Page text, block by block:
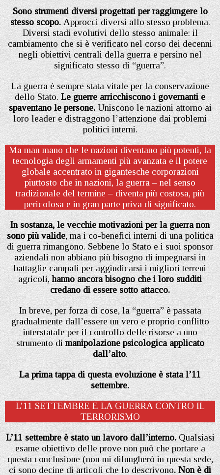
Sono strumenti diversi progettati per raggiungere lo
stesso scopo.Approcci diversi allo stesso problema.
Diversi stadi evolutivi dello stesso animale: il
cambiamento che si è verificato nel corso dei decenni
negli obiettivi centrali della guerra e persino nel
significato stesso di “guerra”.
La guerra è sempre stata vitale per la conservazione
dello Stato.Le guerre arricchiscono i governanti e
spaventano le persone. Uniscono le nazioni attorno ai
loro leader e distraggono l’attenzione dai problemi
politici interni.
Ma man mano che le nazioni diventano più potenti, la
tecnologia degli armamenti più avanzata e il potere
globale accentrato in gigantesche corporazioni
piuttosto che in nazioni, la guerra – nel senso
tradizionale del termine – diventa più costosa, più
pericolosa e in gran parte priva di significato.
In sostanza, le vecchie motivazioni per la guerra non
sono più valide, ma i co-benefici interni di una politica
di guerra rimangono. Sebbene lo Stato e i suoi sponsor
aziendali non abbiano più bisogno di impegnarsi in
battaglie campali per aggiudicarsi i migliori terreni
agricoli,hanno ancora bisogno che i loro sudditi
credano di essere sotto attacco.
In breve, per forza di cose, la “guerra” è passata
gradualmente dall’essere un vero e proprio conflitto
interstatale per il controllo delle risorse a uno
strumento dimanipolazione psicologica applicato
dall’alto.
La prima tappa di questa evoluzione è stata l’11
settembre.
L’11 SETTEMBRE E LA GUERRA CONTRO IL
TERRORISMO
L’11 settembre è stato un lavoro dall’interno.Qualsiasi
esame obiettivo delle prove non può che portare a
questa conclusione (non mi dilungherò in questa sede,
ci sono decine di articoli che lo descrivono. Non è di